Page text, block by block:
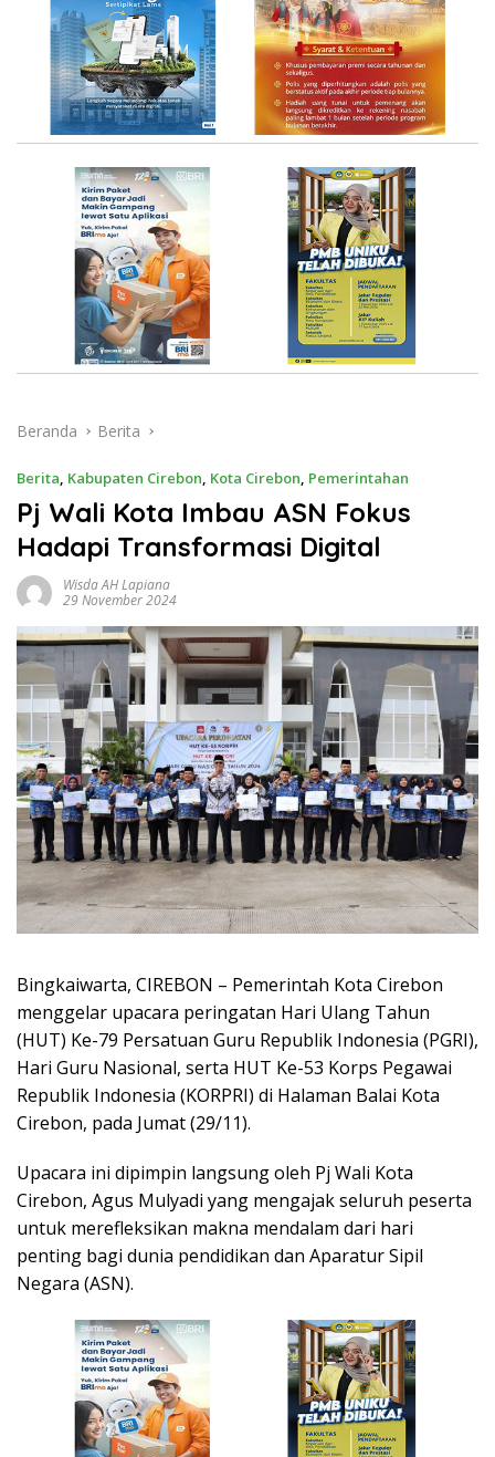
Beranda Berita
Berita, Kabupaten Cirebon, Kota Cirebon, Pemerintahan
Pj Wali Kota Imbau ASN Fokus
Hadapi Transformasi Digital
Wisda AH Lapiana
29 November 2024
Bingkaiwarta, CIREBON – Pemerintah Kota Cirebon
menggelar upacara peringatan Hari Ulang Tahun
(HUT) Ke-79 Persatuan Guru Republik Indonesia (PGRI),
Hari Guru Nasional, serta HUT Ke-53 Korps Pegawai
Republik Indonesia (KORPRI) di Halaman Balai Kota
Cirebon, pada Jumat (29/11).
Upacara ini dipimpin langsung oleh Pj Wali Kota
Cirebon, Agus Mulyadi yang mengajak seluruh peserta
untuk merefleksikan makna mendalam dari hari
penting bagi dunia pendidikan dan Aparatur Sipil
Negara (ASN).